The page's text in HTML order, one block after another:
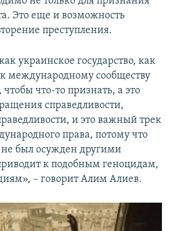
Это еще и возможность
преступления.
украинское государство, как
международному сообществу
чтобы что-то признать, а это
справедливости,
и это важный трек
права, потому что
был осужден другими
к подобным геноцидам,
– говорит Алим Алиев.